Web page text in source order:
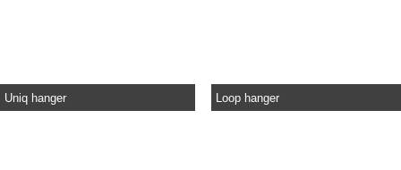
Uniq hanger Loop hanger